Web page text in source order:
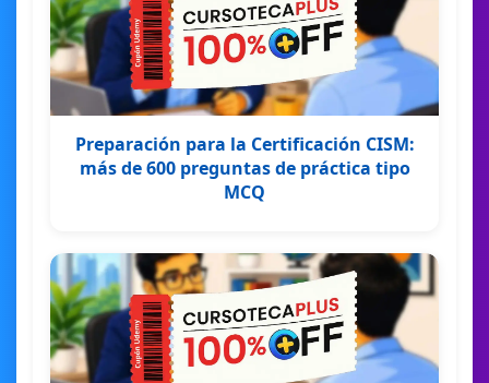
Preparación para la Certificación CISM:
más de 600 preguntas de práctica tipo
MCQ